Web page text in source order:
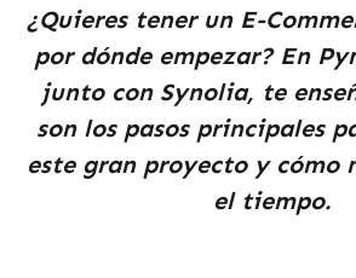
¿Quieres tener un E-
por dónde empezar? En
junto con Synolia, te
son los pasos principales
este gran proyecto y cómo
el tiempo.